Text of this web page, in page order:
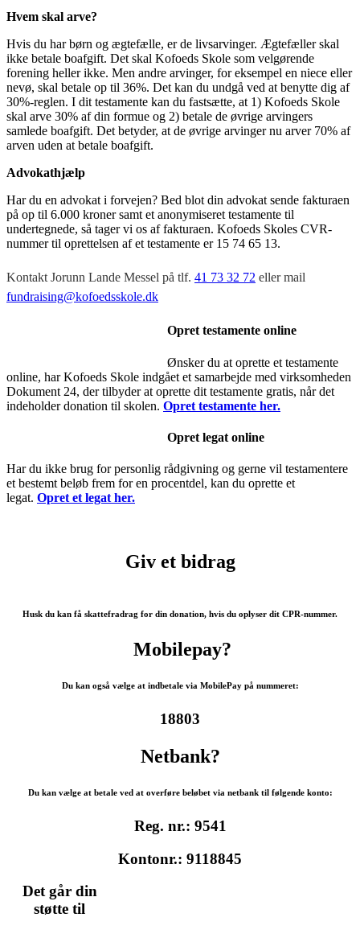
Hvem skal arve?
Hvis du har børn og ægtefælle, er de livsarvinger. Ægtefæller skal
ikke betale boafgift. Det skal Kofoeds Skole som velgørende
forening heller ikke. Men andre arvinger, for eksempel en niece eller
nevø, skal betale op til 36%. Det kan du undgå ved at benytte dig af
30%-reglen. I dit testamente kan du fastsætte, at 1) Kofoeds Skole
skal arve 30% af din formue og 2) betale de øvrige arvingers
samlede boafgift. Det betyder, at de øvrige arvinger nu arver 70% af
arven uden at betale boafgift.
Advokathjælp
Har du en advokat i forvejen? Bed blot din advokat sende fakturaen
på op til 6.000 kroner samt et anonymiseret testamente til
undertegnede, så tager vi os af fakturaen. Kofoeds Skoles CVR-
nummer til oprettelsen af et testamente er 15 74 65 13.
Kontakt Jorunn Lande Messel på tlf. 41 73 32 72 eller mail
fundraising@kofoedsskole.dk
Opret testamente online
Ønsker du at oprette et testamente
online, har Kofoeds Skole indgået et samarbejde med virksomheden
Dokument 24, der tilbyder at oprette dit testamente gratis, når det
indeholder donation til skolen. Opret testamente her.
Opret legat online
Har du ikke brug for personlig rådgivning og gerne vil testamentere
et bestemt beløb frem for en procentdel, kan du oprette et
legat. Opret et legat her.
Giv et bidrag
Husk du kan få skattefradrag for din donation, hvis du oplyser dit CPR-nummer.
Mobilepay?
Du kan også vælge at indbetale via MobilePay på nummeret:
18803
Netbank?
Du kan vælge at betale ved at overføre beløbet via netbank til følgende konto:
Reg. nr.: 9541
Kontonr.: 9118845
Det går din
støtte til